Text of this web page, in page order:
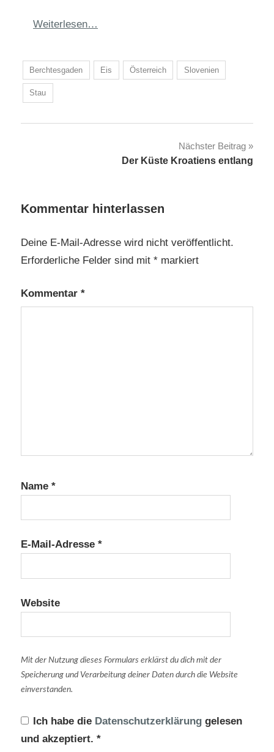
Weiterlesen…
Berchtesgaden Eis Österreich Slovenien
Stau
Nächster Beitrag
Der Küste Kroatiens entlang
Kommentar hinterlassen
Deine E-Mail-Adresse wird nicht veröffentlicht.
Erforderliche Felder sind mit * markiert
Kommentar *
Name *
E-Mail-Adresse *
Website
Mit der Nutzung dieses Formulars erklärst du dich mit der
Speicherung und Verarbeitung deiner Daten durch die Website
einverstanden.
Ich habe die Datenschutzerklärung gelesen
und akzeptiert. *